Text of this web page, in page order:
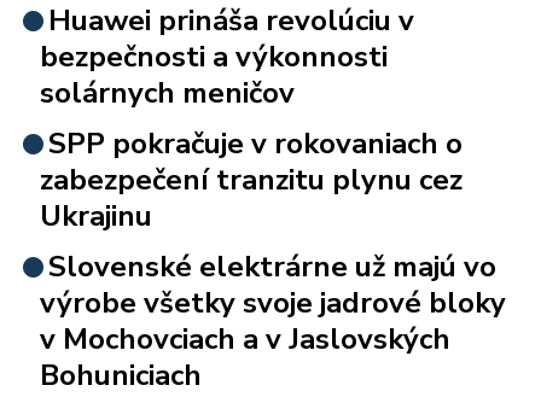
Huawei prináša revolúciu v
bezpečnosti a výkonnosti
solárnych meničov
SPP pokračuje v rokovaniach o
zabezpečení tranzitu plynu cez
Ukrajinu
Slovenské elektrárne už majú vo
výrobe všetky svoje jadrové bloky
v Mochovciach a v Jaslovských
Bohuniciach